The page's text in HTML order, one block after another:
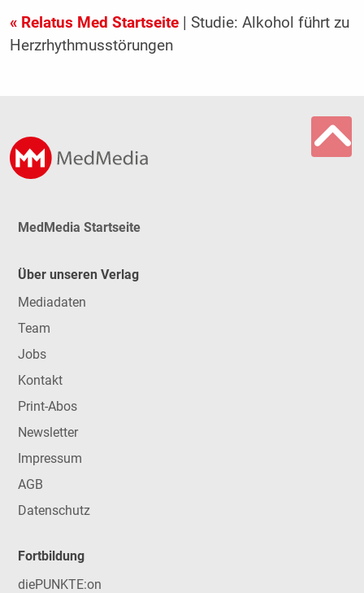
« Relatus Med Startseite| Studie: Alkohol führt zu
Herzrhythmusstörungen
MedMedia Startseite
Über unseren Verlag
Mediadaten
Team
Jobs
Kontakt
Print-Abos
Newsletter
Impressum
AGB
Datenschutz
Fortbildung
diePUNKTE:on